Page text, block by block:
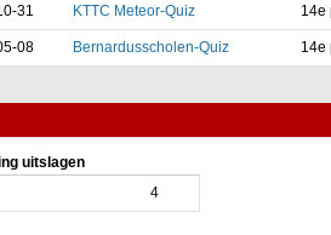
31 KTTC Meteor-Quiz 14e
08 Bernardusscholen-Quiz 14e
uitslagen
4